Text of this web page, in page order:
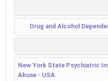
New York State Psychiatric
Abuse - USA